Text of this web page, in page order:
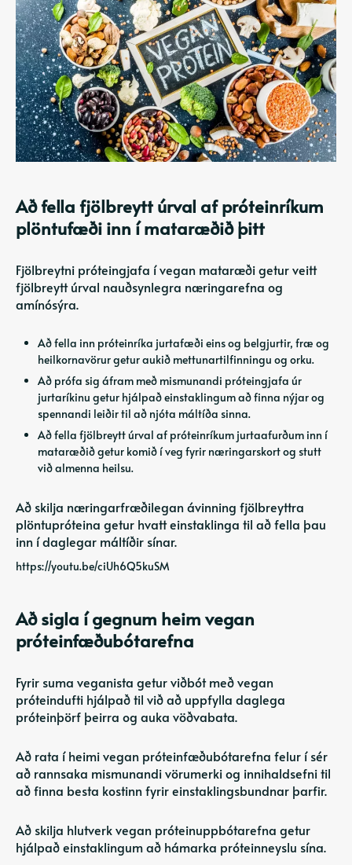
Að fella fjölbreytt úrval af próteinríkum
plöntufæði inn í mataræðið þitt
Fjölbreytni próteingjafa í vegan mataræði getur veitt
fjölbreytt úrval nauðsynlegra næringarefna og
amínósýra.
Að fella inn próteinríka jurtafæði eins og belgjurtir, fræ og
heilkornavörur getur aukið mettunartilfinningu og orku.
Að prófa sig áfram með mismunandi próteingjafa úr
jurtaríkinu getur hjálpað einstaklingum að finna nýjar og
spennandi leiðir til að njóta máltíða sinna.
Að fella fjölbreytt úrval af próteinríkum jurtaafurðum inn í
mataræðið getur komið í veg fyrir næringarskort og stutt
við almenna heilsu.
Að skilja næringarfræðilegan ávinning fjölbreyttra
plöntupróteina getur hvatt einstaklinga til að fella þau
inn í daglegar máltíðir sínar.
https://youtu.be/ciUh6Q5kuSM
Að sigla í gegnum heim vegan
próteinfæðubótarefna
Fyrir suma veganista getur viðbót með vegan
próteindufti hjálpað til við að uppfylla daglega
próteinþörf þeirra og auka vöðvabata.
Að rata í heimi vegan próteinfæðubótarefna felur í sér
að rannsaka mismunandi vörumerki og innihaldsefni til
að finna besta kostinn fyrir einstaklingsbundnar þarfir.
Að skilja hlutverk vegan próteinuppbótarefna getur
hjálpað einstaklingum að hámarka próteinneyslu sína.